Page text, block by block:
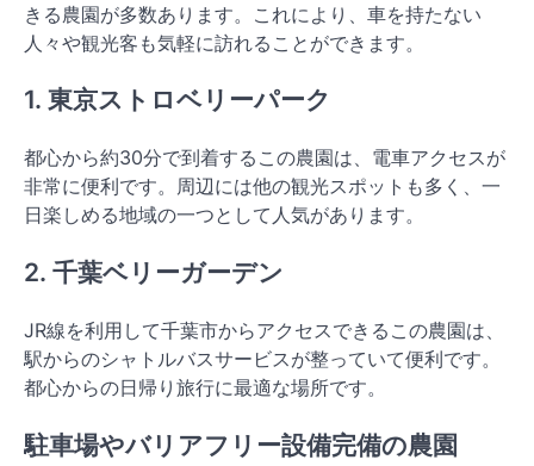
きる農園が多数あります。これにより、車を持たない
人々や観光客も気軽に訪れることができます。
1. 東京ストロベリーパーク
都心から約30分で到着するこの農園は、電車アクセスが
非常に便利です。周辺には他の観光スポットも多く、一
日楽しめる地域の一つとして人気があります。
2. 千葉ベリーガーデン
JR線を利用して千葉市からアクセスできるこの農園は、
駅からのシャトルバスサービスが整っていて便利です。
都心からの日帰り旅行に最適な場所です。
駐車場やバリアフリー設備完備の農園